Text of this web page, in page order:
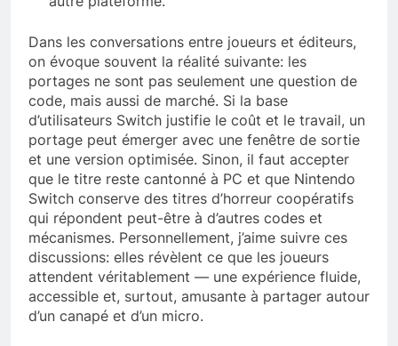
Dans les conversations entre joueurs et éditeurs,
on évoque souvent la réalité suivante: les
portages ne sont pas seulement une question de
code, mais aussi de marché. Si la base
d’utilisateurs Switch justifie le coût et le travail, un
portage peut émerger avec une fenêtre de sortie
et une version optimisée. Sinon, il faut accepter
que le titre reste cantonné à PC et que Nintendo
Switch conserve des titres d’horreur coopératifs
qui répondent peut-être à d’autres codes et
mécanismes. Personnellement, j’aime suivre ces
discussions: elles révèlent ce que les joueurs
attendent véritablement — une expérience fluide,
accessible et, surtout, amusante à partager autour
d’un canapé et d’un micro.